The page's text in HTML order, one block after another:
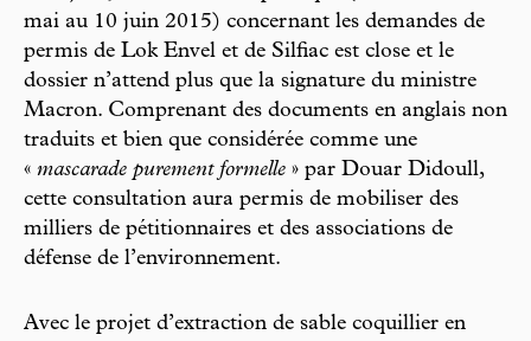
mai au 10 juin 2015) concernant les demandes de
permis de Lok Envel et de Silfiac est close et le
dossier n’attend plus que la signature du ministre
Macron. Comprenant des documents en anglais non
traduits et bien que considérée comme une
« mascarade purement formelle » par Douar Didoull,
cette consultation aura permis de mobiliser des
milliers de pétitionnaires et des associations de
défense de l’environnement.
Avec le projet d’extraction de sable coquillier en